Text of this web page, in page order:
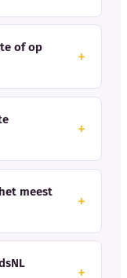
of op
meest